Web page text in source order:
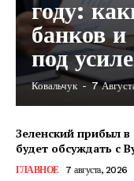
году:
банков и
под
Ковальчук - 7
Зеленский прибыл
будет обсуждать с
ГЛАВНОЕ 7 августа, 2026